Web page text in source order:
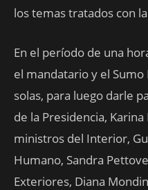
los temas tratados con
En el período de una
el mandatario y el
solas, para luego darle
de la Presidencia,
ministros del Interior,
Humano, Sandra
Exteriores, Diana